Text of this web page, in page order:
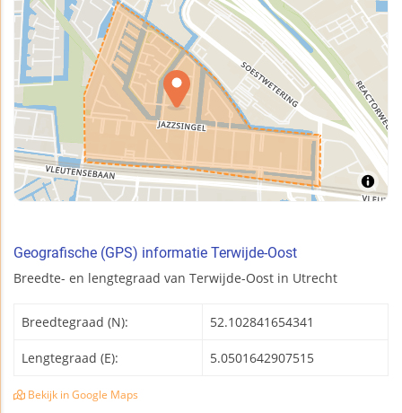
Geografische (GPS) informatie Terwijde-Oost
Breedte- en lengtegraad van Terwijde-Oost in Utrecht
Breedtegraad (N): 52.102841654341
Lengtegraad (E): 5.0501642907515
Bekijk in Google Maps